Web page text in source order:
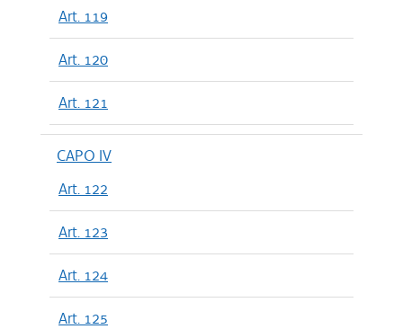
Art. 119
Art. 120
Art. 121
CAPO IV
Art. 122
Art. 123
Art. 124
Art. 125